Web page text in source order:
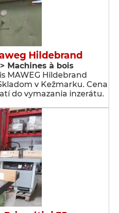
Hildebrand
Machines à bois
MAWEG Hildebrand
v Kežmarku. Cena
do vymazania inzerátu.